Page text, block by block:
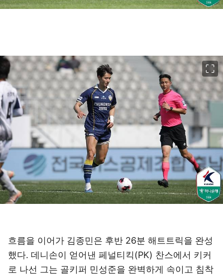
흐름을 이어가 김종민은 후반 26분 해트트릭을 완성
했다. 데니손이 얻어낸 페널티킥(PK) 찬스에서 키커
로 나선 그는 골키퍼 민성준을 완벽하게 속이고 침착